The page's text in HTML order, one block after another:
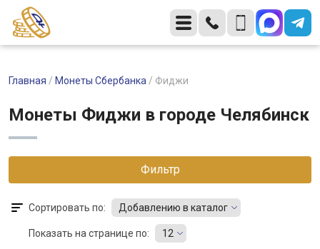
Главная / Монеты Сбербанка / Фиджи
Монеты Фиджи в городе Челябинск
Фильтр
Сортировать по: Добавлению в каталог
Показать на странице по: 12